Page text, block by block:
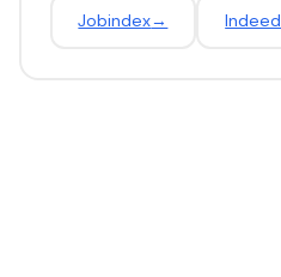
Jobindex→ Indeed